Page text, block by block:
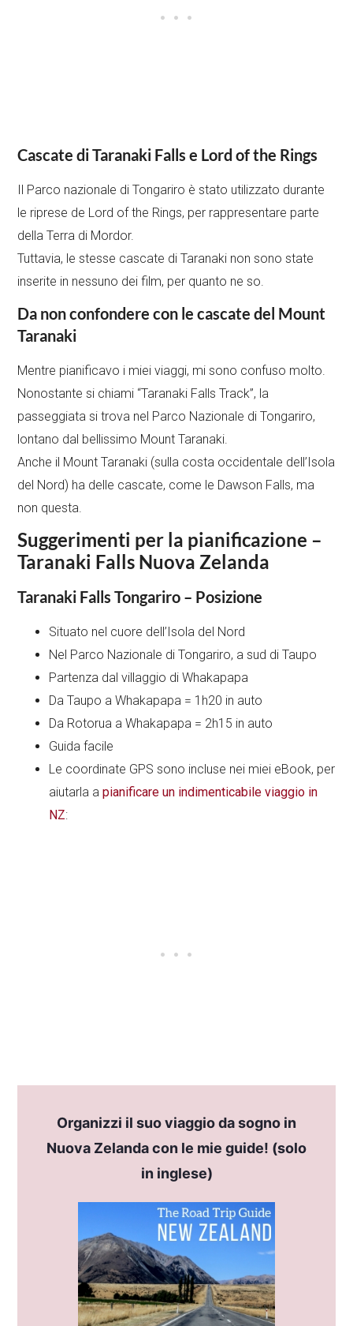
Cascate di Taranaki Falls e Lord of the Rings
Il Parco nazionale di Tongariro è stato utilizzato durante
le riprese de Lord of the Rings, per rappresentare parte
della Terra di Mordor.
Tuttavia, le stesse cascate di Taranaki non sono state
inserite in nessuno dei film, per quanto ne so.
Da non confondere con le cascate del Mount
Taranaki
Mentre pianificavo i miei viaggi, mi sono confuso molto.
Nonostante si chiami “Taranaki Falls Track”, la
passeggiata si trova nel Parco Nazionale di Tongariro,
lontano dal bellissimo Mount Taranaki.
Anche il Mount Taranaki (sulla costa occidentale dell’Isola
del Nord) ha delle cascate, come le Dawson Falls, ma
non questa.
Suggerimenti per la pianificazione –
Taranaki Falls Nuova Zelanda
Taranaki Falls Tongariro – Posizione
Situato nel cuore dell’Isola del Nord
Nel Parco Nazionale di Tongariro, a sud di Taupo
Partenza dal villaggio di Whakapapa
Da Taupo a Whakapapa = 1h20 in auto
Da Rotorua a Whakapapa = 2h15 in auto
Guida facile
Le coordinate GPS sono incluse nei miei eBook, per
aiutarla apianificare un indimenticabile viaggio in
NZ:
Organizzi il suo viaggio da sogno in
Nuova Zelanda con le mie guide! (solo
in inglese)